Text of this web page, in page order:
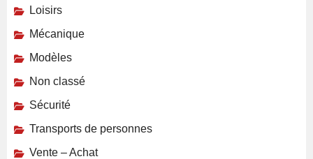
Loisirs
Mécanique
Modèles
Non classé
Sécurité
Transports de personnes
Vente – Achat